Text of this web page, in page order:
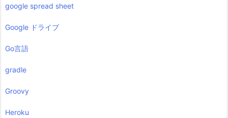
google spread sheet
Google ドライブ
Go言語
gradle
Groovy
Heroku